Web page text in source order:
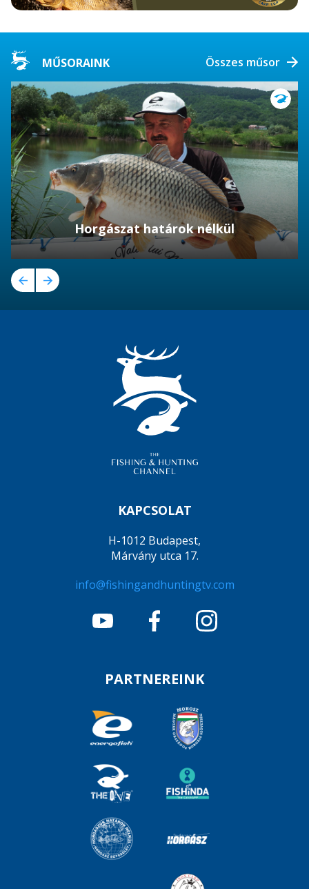
MŰSORAINK Összes műsor
Horgászat határok nélkül
KAPCSOLAT
H-1012 Budapest,
Márvány utca 17.
info@fishingandhuntingtv.com
PARTNEREINK